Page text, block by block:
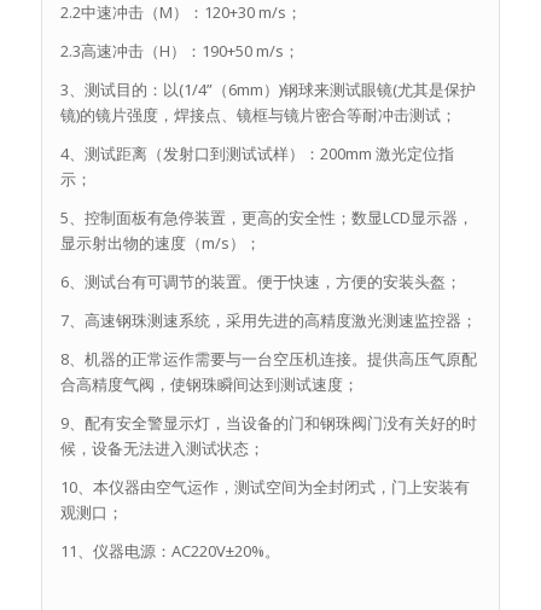
2.2中速冲击（M）：120+30 m/s；
2.3高速冲击（H）：190+50 m/s；
3、测试目的：以(1/4”（6mm）)钢球来测试眼镜(尤其是保护
镜)的镜片强度，焊接点、镜框与镜片密合等耐冲击测试；
4、测试距离（发射口到测试试样）：200mm 激光定位指
示；
5、控制面板有急停装置，更高的安全性；数显LCD显示器，
显示射出物的速度（m/s）；
6、测试台有可调节的装置。便于快速，方便的安装头盔；
7、高速钢珠测速系统，采用先进的高精度激光测速监控器；
8、机器的正常运作需要与一台空压机连接。提供高压气原配
合高精度气阀，使钢珠瞬间达到测试速度；
9、配有安全警显示灯，当设备的门和钢珠阀门没有关好的时
候，设备无法进入测试状态；
10、本仪器由空气运作，测试空间为全封闭式，门上安装有
观测口；
11、仪器电源：AC220V±20%。